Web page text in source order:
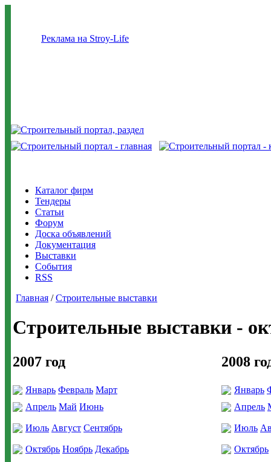
Реклама на Stroy-Life
Каталог фирм
Тендеры
Статьи
Форум
Доска объявлений
Документация
Выставки
События
RSS
Главная /Строительные выставки
Строительные выставки -
2007 год 2008
Январь Февраль Март
Апрель Май Июнь
Июль Август Сентябрь
Октябрь Ноябрь Декабрь
Январь
Апрель
Июль
Октябрь